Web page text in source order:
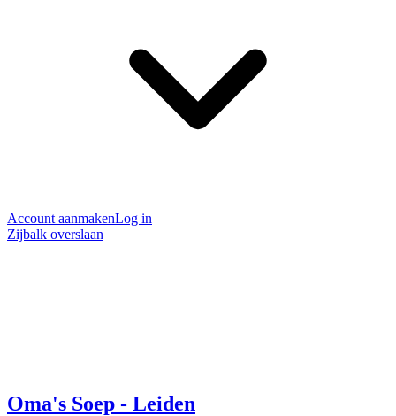
Account aanmakenLog in
Zijbalk overslaan
Oma's Soep - Leiden